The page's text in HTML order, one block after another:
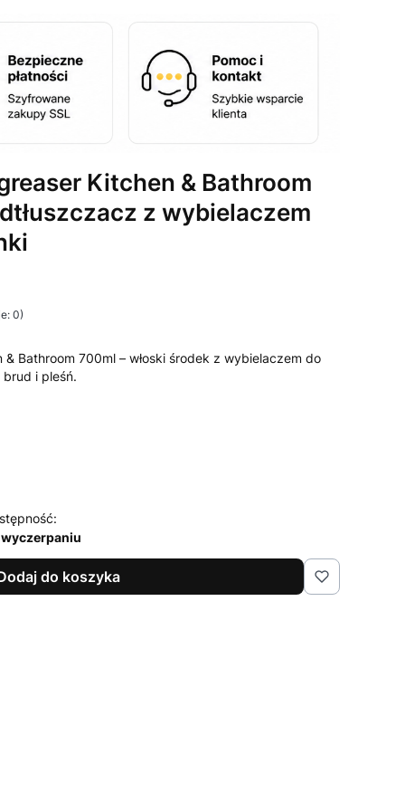
Kitchen & Bathroom
z wybielaczem
0)
Bathroom 700ml – włoski środek z wybielaczem do
brud i pleśń.
do koszyka